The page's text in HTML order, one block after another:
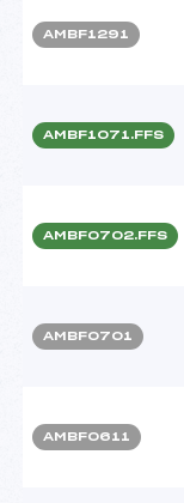
AMBF1291
AMBF1071.FFS
AMBF0702.FFS
AMBF0701
AMBF0611